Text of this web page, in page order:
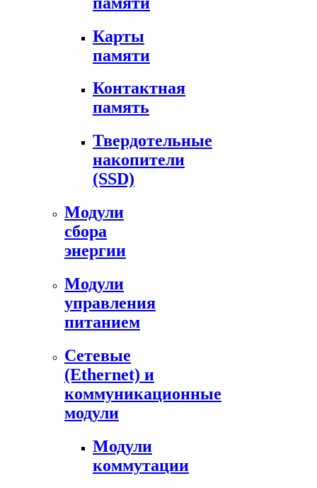
Карты
памяти
Контактная
память
Твердотельные
накопители
(SSD)
Модули
сбора
энергии
Модули
управления
питанием
Сетевые
(Ethernet) и
коммуникационные
модули
Модули
коммутации